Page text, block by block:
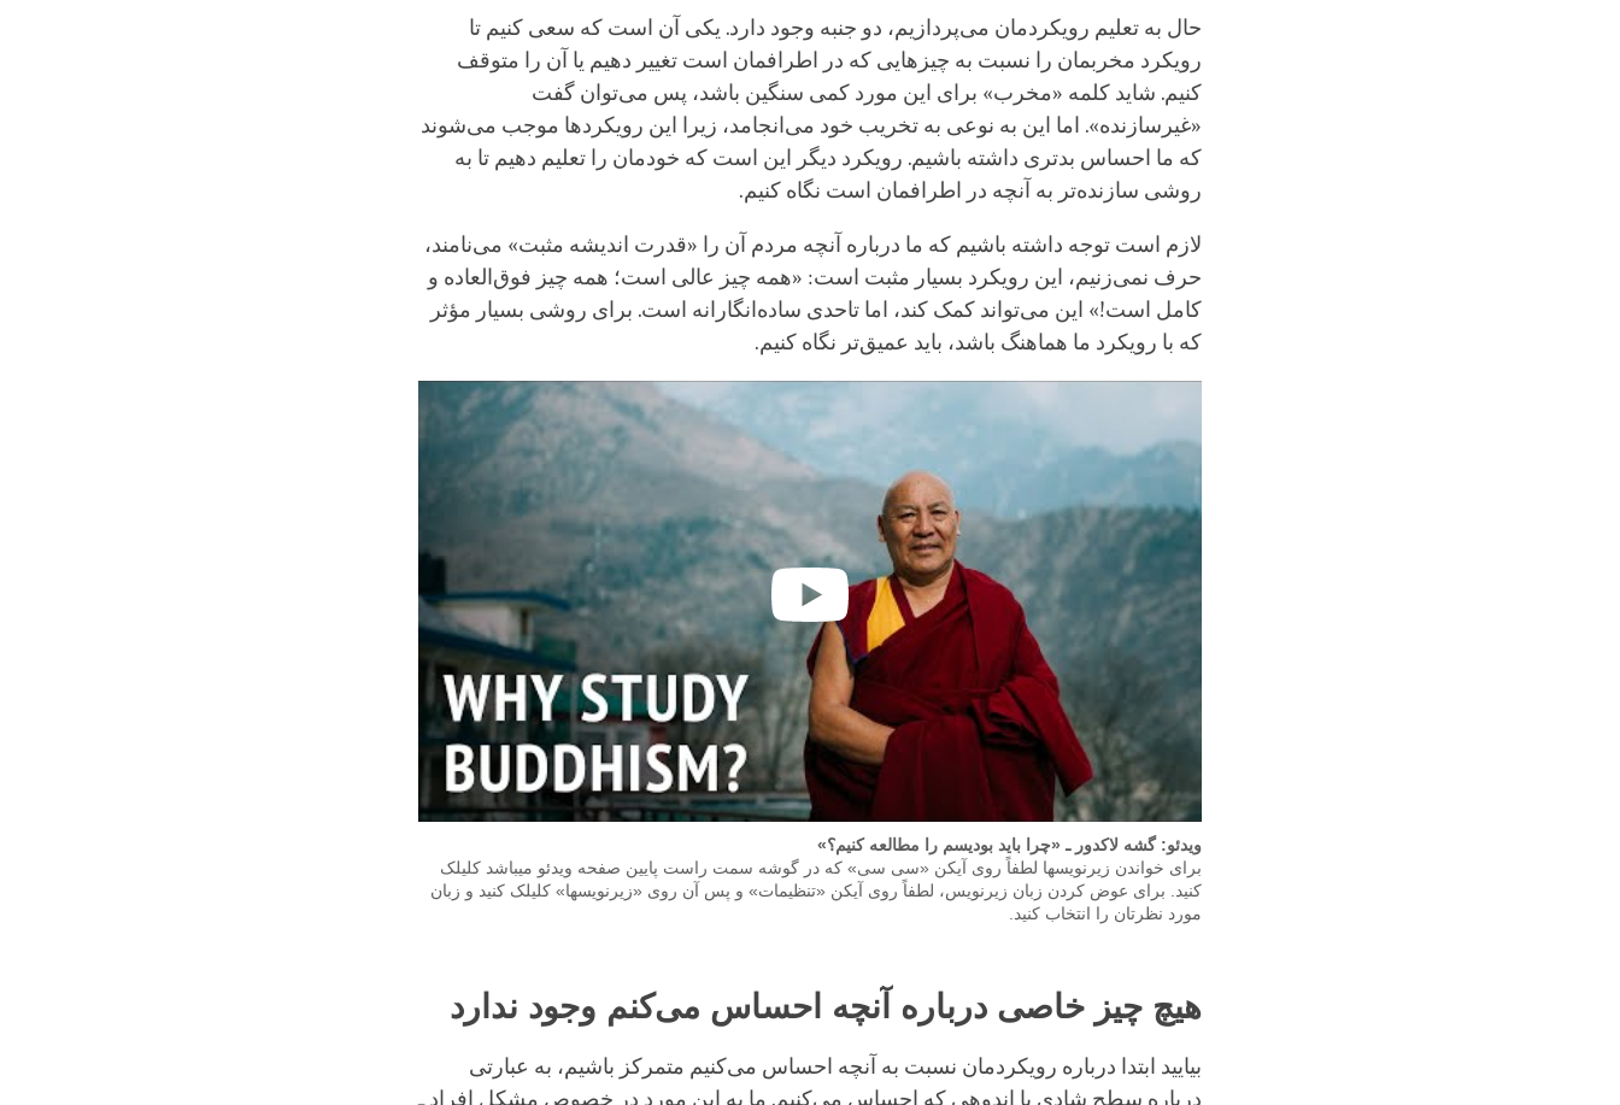
حال به تعلیم رویکردمان می‌پردازیم، دو جنبه وجود دارد. یکی آن است که سعی کنیم تا
رویکرد مخربمان را نسبت به چیزهایی که در اطرافمان است تغییر دهیم یا آن را متوقف
کنیم. شاید کلمه «مخرب» برای این مورد کمی سنگین باشد، پس می‌توان گفت
«غیرسازنده». اما این به نوعی به تخریب خود می‌انجامد، زیرا این رویکردها موجب می‌شوند
که ما احساس بدتری داشته باشیم. رویکرد دیگر این است که خودمان را تعلیم دهیم تا به
روشی سازنده‌تر به آنچه در اطرافمان است نگاه کنیم.
لازم است توجه داشته باشیم که ما درباره آنچه مردم آن را «قدرت اندیشه مثبت» می‌نامند،
حرف نمی‌زنیم، این رویکرد بسیار مثبت است: «همه چیز عالی است؛ همه چیز فوق‌العاده و
کامل است!» این می‌تواند کمک کند، اما تاحدی ساده‌انگارانه است. برای روشی بسیار مؤثر
که با رویکرد ما هماهنگ باشد، باید عمیق‌تر نگاه کنیم.
ویدئو: گشه لاکدور ـ «چرا باید بودیسم را مطالعه کنیم؟»
برای خواندن زیرنویسها لطفاً روی آیکن «سی سی» که در گوشه سمت راست پایین صفحه ویدئو میباشد کلیلک
کنید. برای عوض کردن زبان زیرنویس، لطفاً روی آیکن «تنظیمات» و پس آن روی «زیرنویسها» کلیلک کنید و زبان
مورد نظرتان را انتخاب کنید.
هیچ چیز خاصی درباره آنچه احساس می‌کنم وجود ندارد
بیایید ابتدا درباره رویکردمان نسبت به آنچه احساس می‌کنیم متمرکز باشیم، به عبارتی
درباره سطح شادی یا اندوهی که احساس می‌کنیم. ما به این مورد در خصوص مشکل افراد ـ